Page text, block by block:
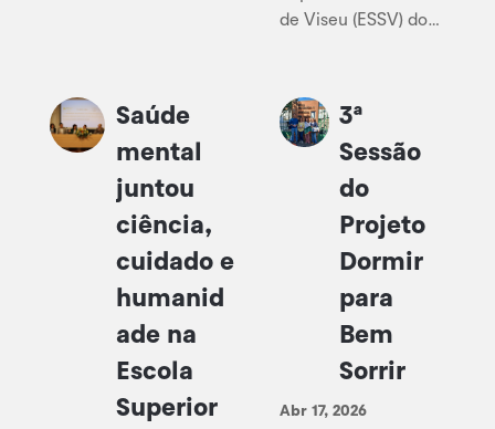
de Viseu (ESSV) do
Professor Eduardo
Santos, é
investigador
integrado da
Investigação em
Ciências da Saúde:
(UICISA: E Núcleo do
IPV/ESSV) e
investigador sénior
Saúde
mental
juntou
ciência,
cuidado e
humanid
ade na
Escola
Superior
3ª
Sessão
do
Projeto
Dormir
para
Bem
Sorrir
Abr 17, 2026